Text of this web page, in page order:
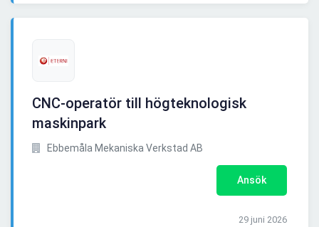
CNC-operatör till högteknologisk
maskinpark
Ebbemåla Mekaniska Verkstad AB
Ansök
29 juni 2026